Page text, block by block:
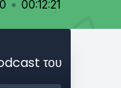
• 00:12:21